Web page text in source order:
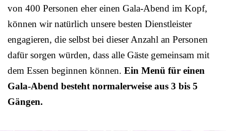
von 400 Personen eher einen Gala-Abend im Kopf,
können wir natürlich unsere besten Dienstleister
engagieren, die selbst bei dieser Anzahl an Personen
dafür sorgen würden, dass alle Gäste gemeinsam mit
dem Essen beginnen können. Ein Menü für einen
Gala-Abend besteht normalerweise aus 3 bis 5
Gängen.